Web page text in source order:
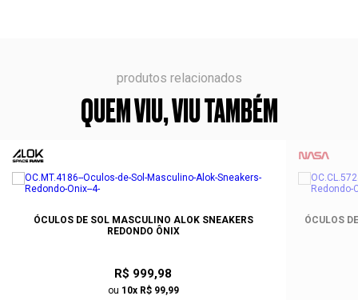
produtos relacionados
QUEM VIU, VIU TAMBÉM
ÓCULOS DE SOL MASCULINO ALOK SNEAKERS
REDONDO ÔNIX
R$ 999,98
ou 10x R$ 99,99
ÓCULOS